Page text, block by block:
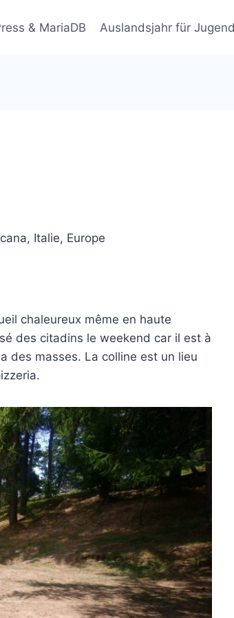
& MariaDB Auslandsjahr für
Italie, Europe
chaleureux même en haute
des citadins le weekend car il est à
des masses. La colline est un lieu